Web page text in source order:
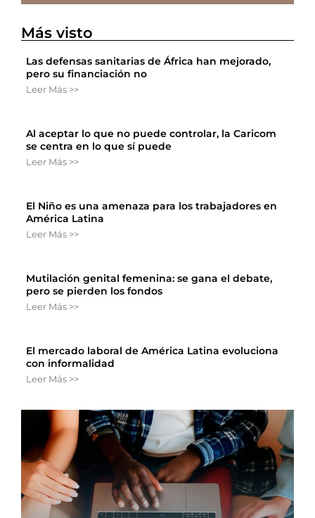
Más visto
Las defensas sanitarias de África han mejorado,
pero su financiación no
Leer Más >>
Al aceptar lo que no puede controlar, la Caricom
se centra en lo que sí puede
Leer Más >>
El Niño es una amenaza para los trabajadores en
América Latina
Leer Más >>
Mutilación genital femenina: se gana el debate,
pero se pierden los fondos
Leer Más >>
El mercado laboral de América Latina evoluciona
con informalidad
Leer Más >>